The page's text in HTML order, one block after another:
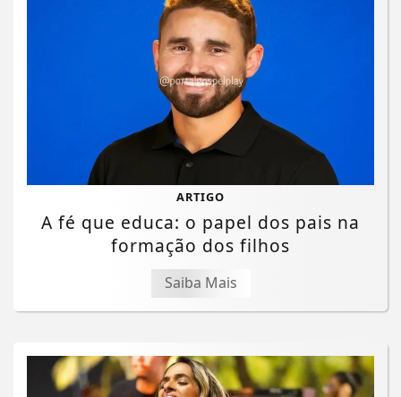
ARTIGO
A fé que educa: o papel dos pais na
formação dos filhos
Saiba Mais